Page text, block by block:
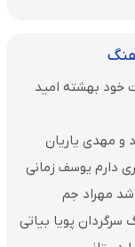
خود بهشته امید
و مهدی یاریان
دارم یوسف زمانی
مهراد جم
پویا بیاتی